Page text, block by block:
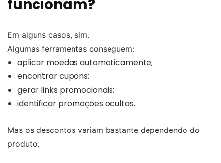
funcionam?
Em alguns casos, sim.
Algumas ferramentas conseguem:
aplicar moedas automaticamente;
encontrar cupons;
gerar links promocionais;
identificar promoções ocultas.
Mas os descontos variam bastante dependendo do
produto.